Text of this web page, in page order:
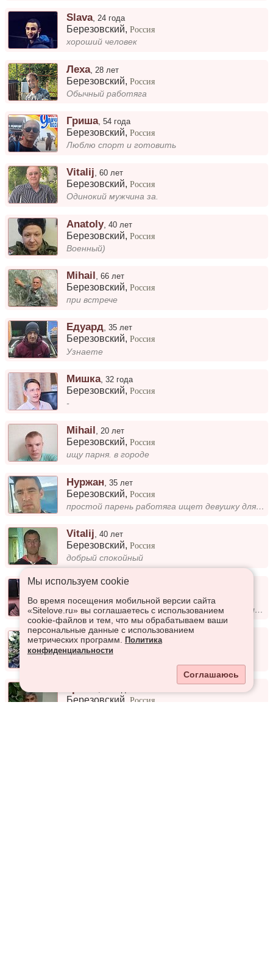
Slava, 24 года
Березовский,Россия
хороший человек
Леха, 28 лет
Березовский,Россия
Обычный работяга
Гриша,54 года
Березовский,Россия
Люблю спорт и готовить
Vitalij,60 лет
Березовский,Россия
Одинокий мужчина за.
Anatoly,40 лет
Березовский,Россия
Военный)
Mihail ,66 лет
Березовский,Россия
при встрече
Едуард,35 лет
Березовский,Россия
Узнаете
Мишка,32 года
Березовский,Россия
-
Mihail,20 лет
Березовский,Россия
ищу парня. в городе
Нуржан ,35 лет
Березовский,Россия
простой парень работяга ищет девушку для создания семьи
Vitalij ,40 лет
Березовский,Россия
добрый спокойный
Валера,26 лет
Березовский,Россия
Работаю, Живу один в своей квартире, люблю смотреть разные фильмы сериалы, а также смотрю аниме, нравится разная музыка...
Ашот,43 года
Березовский
Березовский ,Россия
Мы используем сookie
Во время посещения мобильной версии сайта
«Sitelove.ru» вы соглашаетесь с использованием
cookie-файлов и тем, что мы обрабатываем ваши
персональные данные с использованием
метрических программ.
Политика
конфиденциальности
Соглашаюсь